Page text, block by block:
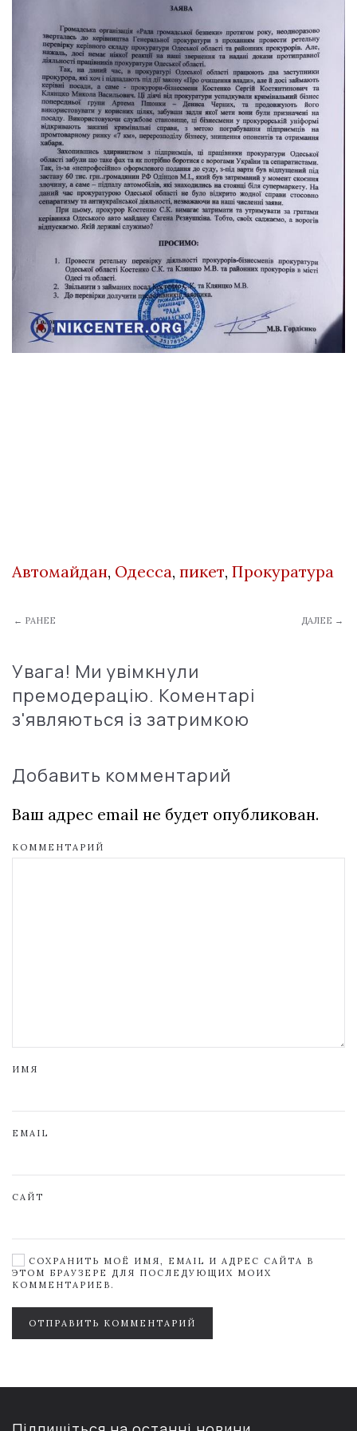
Автомайдан, Одесса, пикет, Прокуратура
← РАНЕЕ ДАЛЕЕ →
Увага! Ми увімкнули
премодерацію. Коментарі
з'являються із затримкою
Добавить комментарий
Ваш адрес email не будет опубликован.
КОММЕНТАРИЙ
ИМЯ
EMAIL
САЙТ
СОХРАНИТЬ МОЁ ИМЯ, EMAIL И АДРЕС САЙТА В
ЭТОМ БРАУЗЕРЕ ДЛЯ ПОСЛЕДУЮЩИХ МОИХ
КОММЕНТАРИЕВ.
ОТПРАВИТЬ КОММЕНТАРИЙ